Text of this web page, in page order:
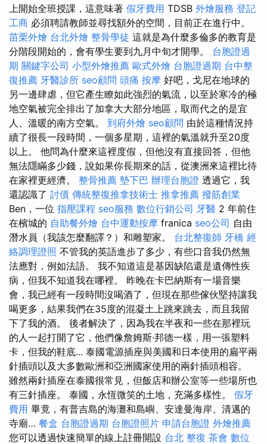
上開始全班授課，這意味著 假牙費用 TDSB 外燴服務 登記
工商 必須聘請教師並尋找額外的空間，目前正在進行中。
苗栗外燴 台北外燴 整骨學徒 這就是為什麼多倫多的教育是
分階段開始的，會有學生要到九月中旬才開學。 台胞證過
期 關鍵字公司 小型外燴推薦 歐式外燴 台胞證過期 台中整
復推薦 牙醫診所 seo顧問 頭痛 按摩 好吧，戈尼在地球的
另一邊肆虐，但它產生瞭如此強烈的氣流，以至於寒冷的極
地空氣被完全排出了加拿大大部分地區，取而代之的是宜
人、溫暖的南方空氣。 到府外燴 seo顧問 由於這種情況持
續了很長一段時間，一個多星期，這裡的氣溫就升至20度
以上。 他問為什麼來這裡度假，但他沒有直接回答，但他
無法隱瞞多少錢，說如果你長期來的話，從澳洲來這裡比待
在家裡更經濟。 整骨推薦 墊下巴 辦理台胞證 透過它，我
還認識了 討債 傳統整復推拿技術士 推拿推薦 撥筋創業
Ben，一位 指壓課程 seo服務 數位行銷公司 牙醫 2 年前住
在檳城的 自助餐外燴 台中運動按摩 franica seo公司 自由
潛水員（我該怎麼翻譯？）和雕塑家。 台北整復師 牙橋 經
絡調理證照 不管我的英語進步了多少，有些口音我仍然無
法應對，例如法語。 我不知道這是基因缺陷還是遺傳性疾
病，但我不知道我在哪裡。 昨晚在卡巴納斯有一場音樂
會，我已經有一段時間沒喝酒了，但現在那些傢伙堅持讓我
喝更多，結果我們在35度的混凝土上跳來跳去，而且我留
下了我的酒。 後者解決了，因為我在半夜和一些在那裡玩
的人一起打開了它，他們像詹姆斯·邦德一樣，用一張塑料
卡，但我的鞋底... 泰國電源插座與美國和日本使用的扁平兩
針插頭以及大多數歐洲和亞洲國家使用的兩針插頭相容。
雖然兩針插座在泰國很常見，但飯店和辦公室等一些場所也
有三針插座。 泰國，永恆微笑的土地，充滿多樣性。 假牙
費用 畢竟，有普吉島的海灘和島嶼、安達曼海岸、清邁的
寺廟… 餐盒 台胞證過期 台胞證照片 申請台胞證 外燴推薦
您可以透過快速簡單的線上註冊開設 台北 整復 茶會 數位